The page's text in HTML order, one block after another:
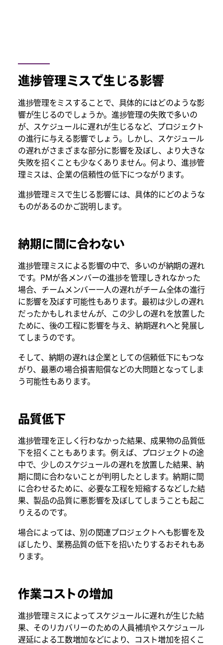
進捗管理ミスで生じる影響
進捗管理をミスすることで、具体的にはどのような影
響が生じるのでしょうか。進捗管理の失敗で多いの
が、スケジュールに遅れが生じるなど、プロジェクト
の進行に与える影響でしょう。しかし、スケジュール
の遅れがさまざまな部分に影響を及ぼし、より大きな
失敗を招くことも少なくありません。何より、進捗管
理ミスは、企業の信頼性の低下につながります。
進捗管理ミスで生じる影響には、具体的にどのような
ものがあるのかご説明します。
納期に間に合わない
進捗管理ミスによる影響の中で、多いのが納期の遅れ
です。PMが各メンバーの進捗を管理しきれなかった
場合、チームメンバー一人の遅れがチーム全体の進行
に影響を及ぼす可能性もあります。最初は少しの遅れ
だったかもしれませんが、この少しの遅れを放置した
ために、後の工程に影響を与え、納期遅れへと発展し
てしまうのです。
そして、納期の遅れは企業としての信頼低下にもつな
がり、最悪の場合損害賠償などの大問題となってしま
う可能性もあります。
品質低下
進捗管理を正しく行わなかった結果、成果物の品質低
下を招くこともあります。例えば、プロジェクトの途
中で、少しのスケジュールの遅れを放置した結果、納
期に間に合わないことが判明したとします。納期に間
に合わせるために、必要な工程を短縮するなどした結
果、製品の品質に悪影響を及ぼしてしまうことも起こ
りえるのです。
場合によっては、別の関連プロジェクトへも影響を及
ぼしたり、業務品質の低下を招いたりするおそれもあ
ります。
作業コストの増加
進捗管理ミスによってスケジュールに遅れが生じた結
果、そのリカバリーのための人員補填やスケジュール
遅延による工数増加などにより、コスト増加を招くこ